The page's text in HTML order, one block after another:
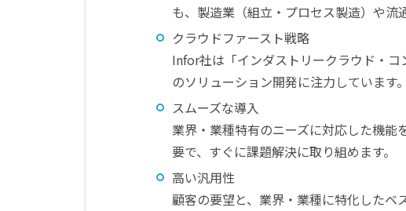
も、製造業（組立・プロセス製造）や流
クラウドファースト戦略
Infor社は「インダストリークラウド・
のソリューション開発に注力しています。
スムーズな導入
業界・業種特有のニーズに対応した機
要で、すぐに課題解決に取り組めます。
高い汎用性
顧客の要望と、業界・業種に特化したベ